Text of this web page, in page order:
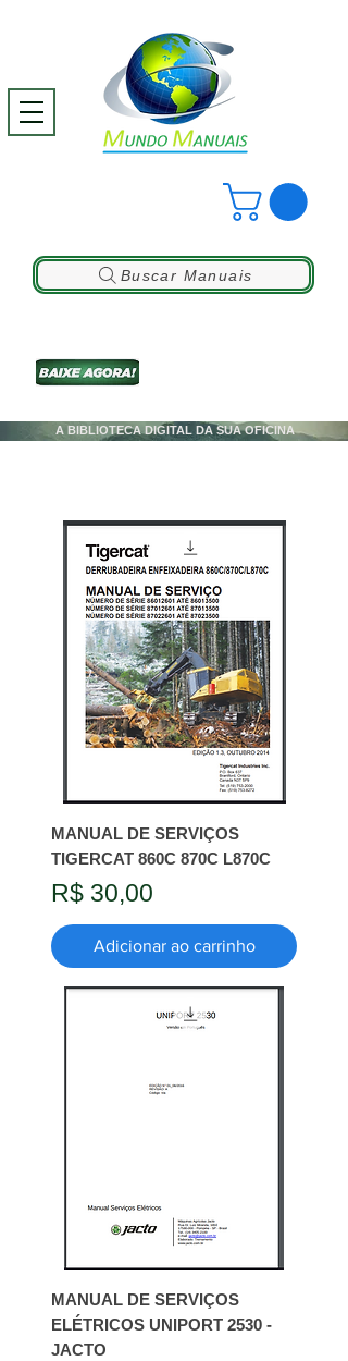
A BIBLIOTECA DIGITAL DA SUA OFICINA
Buscar Manuais
MANUAL DE SERVIÇOS
TIGERCAT 860C 870C L870C
Preço
R$ 30,00
Adicionar ao carrinho
MANUAL DE SERVIÇOS
ELÉTRICOS UNIPORT 2530 -
JACTO